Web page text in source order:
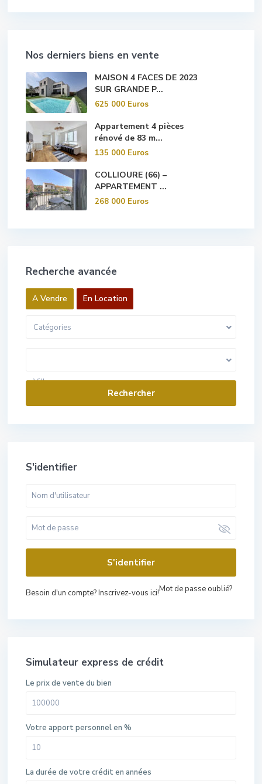
Nos derniers biens en vente
MAISON 4 FACES DE 2023
SUR GRANDE P...
625 000 Euros
Appartement 4 pièces
rénové de 83 m...
135 000 Euros
COLLIOURE (66) –
APPARTEMENT ...
268 000 Euros
Recherche avancée
A Vendre En Location
Catégories
Villes
S'identifier
S'identifier
Besoin d'un compte? Inscrivez-vous ici!Mot de passe oublié?
Simulateur express de crédit
Le prix de vente du bien
Votre apport personnel en %
La durée de votre crédit en années